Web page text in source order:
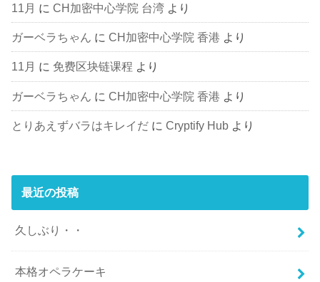
11月 にCH加密中心学院 台湾 より
ガーベラちゃん にCH加密中心学院 香港 より
11月 に 免费区块链课程 より
ガーベラちゃん にCH加密中心学院 香港 より
とりあえずバラはキレイだ にCryptify Hub より
最近の投稿
久しぶり・・
本格オペラケーキ